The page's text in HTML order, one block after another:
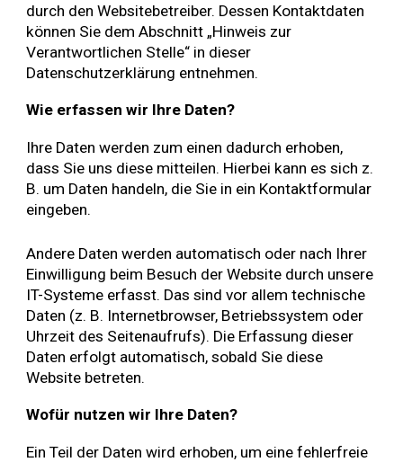
durch den Websitebetreiber. Dessen Kontaktdaten
können Sie dem Abschnitt „Hinweis zur
Verantwortlichen Stelle“ in dieser
Datenschutzerklärung entnehmen.
Wie erfassen wir Ihre Daten?
Ihre Daten werden zum einen dadurch erhoben,
dass Sie uns diese mitteilen. Hierbei kann es sich z.
B. um Daten handeln, die Sie in ein Kontaktformular
eingeben.
Andere Daten werden automatisch oder nach Ihrer
Einwilligung beim Besuch der Website durch unsere
IT-Systeme erfasst. Das sind vor allem technische
Daten (z. B. Internetbrowser, Betriebssystem oder
Uhrzeit des Seitenaufrufs). Die Erfassung dieser
Daten erfolgt automatisch, sobald Sie diese
Website betreten.
Wofür nutzen wir Ihre Daten?
Ein Teil der Daten wird erhoben, um eine fehlerfreie